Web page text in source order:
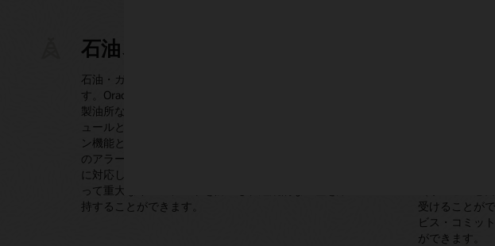
石油、ガス
石油・ガス業界では、安全性と稼働時間が最も重要で
す。Oracle Field Serviceは、パイプライン、掘削リグ、
製油所などの遠隔地へのメンテナンス技術者のスケジ
ュールと派遣を支援します。このシステムのオフライ
ン機能とIoT統合により、現場の担当者はセンサーから
のアラート（漏水や圧力の異常など）を受信して即座
に対応します。その結果、企業は迅速な現場介入によ
って重大なインシデントを防止し、継続的な生産を維
持することができます。
受けることが
ビス・コミッ
ができます。